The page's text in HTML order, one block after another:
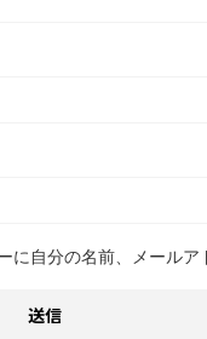
自分の名前、メールア